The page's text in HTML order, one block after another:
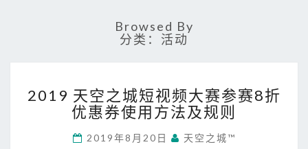
™
官
方
博
客
Browsed By
分类：活动
0
1
天
2019 天空之城短视频大赛参赛8折
优惠券使用方法及规则
2019年8月20日 天空之城™